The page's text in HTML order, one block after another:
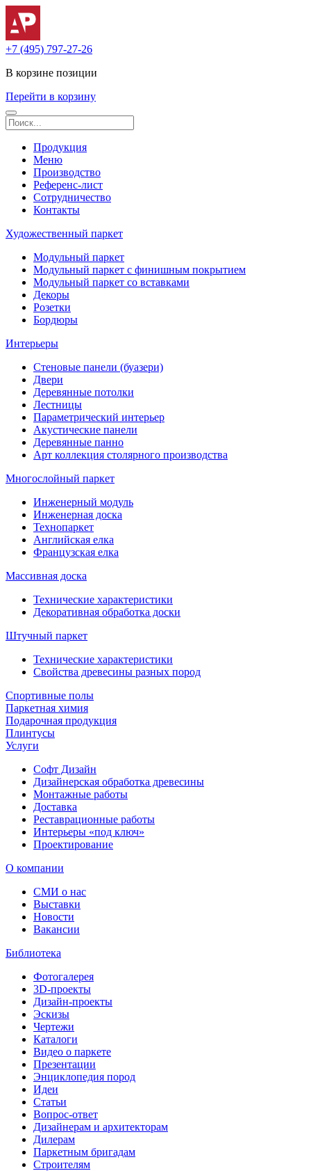
+7 (495) 797-27-26
В корзине позиции
Перейти в корзину
Продукция
Меню
Производство
Референс-лист
Сотрудничество
Контакты
Художественный паркет
Модульный паркет
Модульный паркет с финишным покрытием
Модульный паркет со вставками
Декоры
Розетки
Бордюры
Интерьеры
Стеновые панели (буазери)
Двери
Деревянные потолки
Лестницы
Параметрический интерьер
Акустические панели
Деревянные панно
Арт коллекция столярного производства
Многослойный паркет
Инженерный модуль
Инженерная доска
Технопаркет
Английская елка
Французская елка
Массивная доска
Технические характеристики
Декоративная обработка доски
Штучный паркет
Технические характеристики
Свойства древесины разных пород
Спортивные полы
Паркетная химия
Подарочная продукция
Плинтусы
Услуги
Софт Дизайн
Дизайнерская обработка древесины
Монтажные работы
Доставка
Реставрационные работы
Интерьеры «под ключ»
Проектирование
О компании
СМИ о нас
Выставки
Новости
Вакансии
Библиотека
Фотогалерея
3D-проекты
Дизайн-проекты
Эскизы
Чертежи
Каталоги
Видео о паркете
Презентации
Энциклопедия пород
Идеи
Статьи
Вопрос-ответ
Дизайнерам и архитекторам
Дилерам
Паркетным бригадам
Строителям